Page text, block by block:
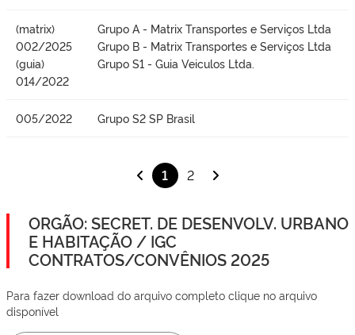
(matrix)
002/2025
(guia)
014/2022
Grupo A - Matrix Transportes e Serviços Ltda
Grupo B - Matrix Transportes e Serviços Ltda
Grupo S1 - Guia Veiculos Ltda.
005/2022 Grupo S2 SP Brasil
1 2
ORGÃO: SECRET. DE DESENVOLV. URBANO
E HABITAÇÃO / IGC
CONTRATOS/CONVÊNIOS 2025
Para fazer download do arquivo completo clique no arquivo
disponível